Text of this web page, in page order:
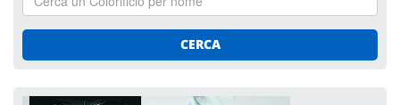
CERCA